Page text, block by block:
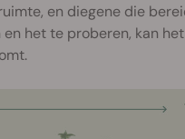
en diegene die
het te proberen, kan